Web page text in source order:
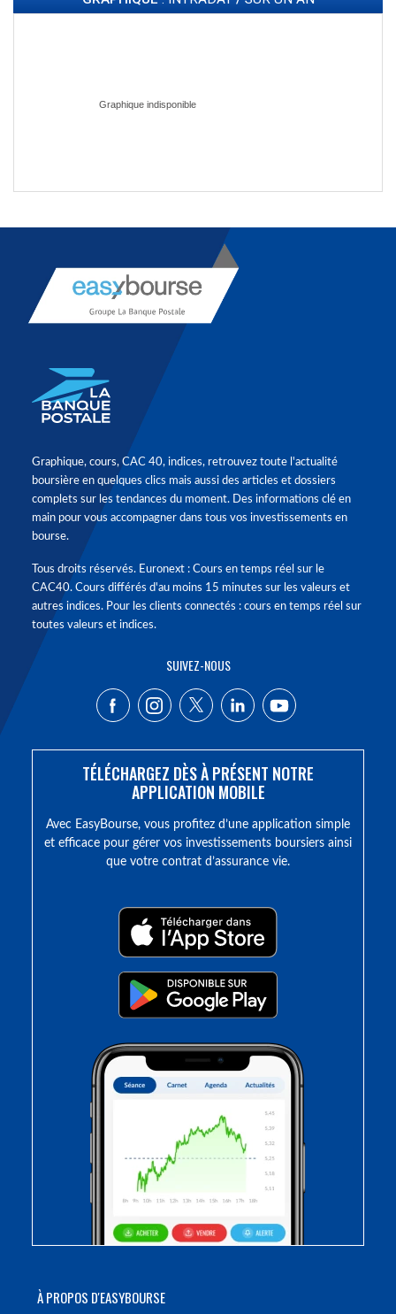
À PROPOS D'EASYBOURSE
Graphique, cours, CAC 40, indices, retrouvez toute l'actualité
boursière en quelques clics mais aussi des articles et dossiers
complets sur les tendances du moment. Des informations clé en
main pour vous accompagner dans tous vos investissements en
bourse.
Tous droits réservés. Euronext : Cours en temps réel sur le
CAC40. Cours différés d'au moins 15 minutes sur les valeurs et
autres indices. Pour les clients connectés : cours en temps réel sur
toutes valeurs et indices.
SUIVEZ-NOUS
TÉLÉCHARGEZ DÈS À PRÉSENT NOTRE
APPLICATION MOBILE
Avec EasyBourse, vous profitez d’une application simple
et efficace pour gérer vos investissements boursiers ainsi
que votre contrat d’assurance vie.